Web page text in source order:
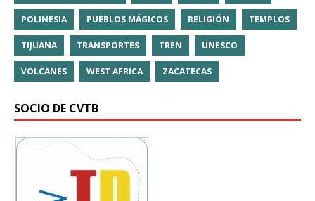
POLINESIA PUEBLOS MÁGICOS RELIGIÓN TEMPLOS
TIJUANA TRANSPORTES TREN UNESCO
VOLCANES WEST AFRICA ZACATECAS
SOCIO DE CVTB